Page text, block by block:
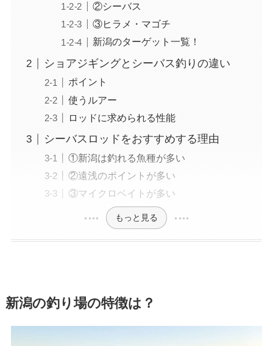
②シーバス
③ヒラメ・マゴチ
新潟のターゲット一覧！
ショアジギングとシーバス釣りの違い
ポイント
使うルアー
ロッドに求められる性能
シーバスロッドをおすすめする理由
①新潟は釣れる魚種が多い
②遠浅のポイントが多い
③マイクロベイトが多い
もっと見る
新潟の釣り場の特徴は？